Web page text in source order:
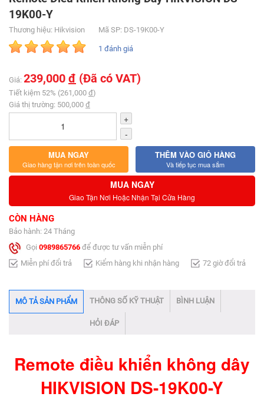
19K00-Y
Thương hiệu: Hikvision Mã SP: DS-19K00-Y
1 đánh giá
Giá: 239,000 đ (Đã có VAT)
Tiết kiệm 52% (261,000 đ)
Giá thị trường: 500,000 đ
+
-
MUA NGAY
Giao hàng tận nơi trên toàn quốc
THÊM VÀO GIỎ HÀNG
Và tiếp tục mua sắm
MUA NGAY
Giao Tận Nơi Hoặc Nhận Tại Cửa Hàng
CÒN HÀNG
Bảo hành: 24 Tháng
Gọi 0989865766 để được tư vấn miễn phí
Miễn phí đổi trả
Kiểm hàng khi nhận hàng 72 giờ đổi trả
MÔ TẢ SẢN PHẨM THÔNG SỐ KỸ THUẬT BÌNH LUẬN
HỎI ĐÁP
Remote điều khiển không dây
HIKVISION DS-19K00-Y